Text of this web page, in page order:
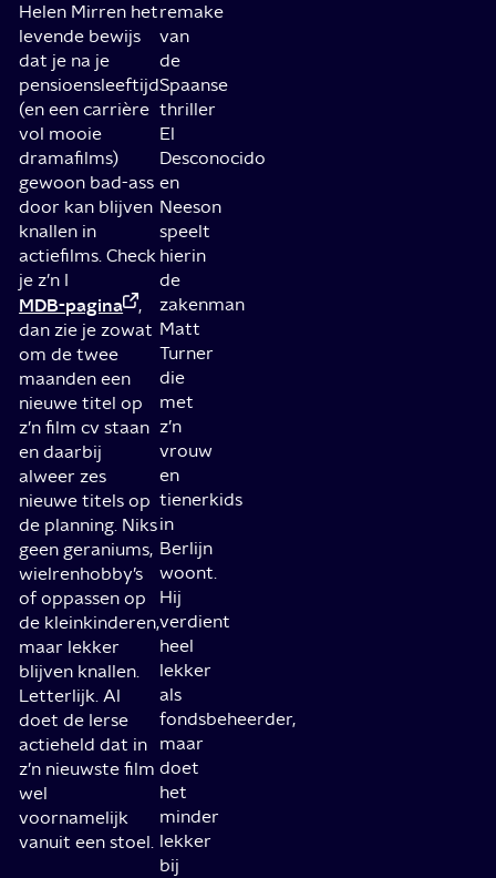
Helen Mirren het
levende bewijs
dat je na je
pensioensleeftijd
(en een carrière
vol mooie
dramafilms)
gewoon bad-ass
door kan blijven
knallen in
actiefilms. Check
je z’n I
MDB-pagina
,
dan zie je zowat
om de twee
maanden een
nieuwe titel op
z’n film cv staan
en daarbij
alweer zes
nieuwe titels op
de planning. Niks
geen geraniums,
wielrenhobby’s
of oppassen op
de kleinkinderen,
maar lekker
blijven knallen.
Letterlijk. Al
doet de Ierse
actieheld dat in
z’n nieuwste film
wel
voornamelijk
vanuit een stoel.
remake
van
de
Spaanse
thriller
El
Desconocido
en
Neeson
speelt
hierin
de
zakenman
Matt
Turner
die
met
z’n
vrouw
en
tienerkids
in
Berlijn
woont.
Hij
verdient
heel
lekker
als
fondsbeheerder,
maar
doet
het
minder
lekker
bij